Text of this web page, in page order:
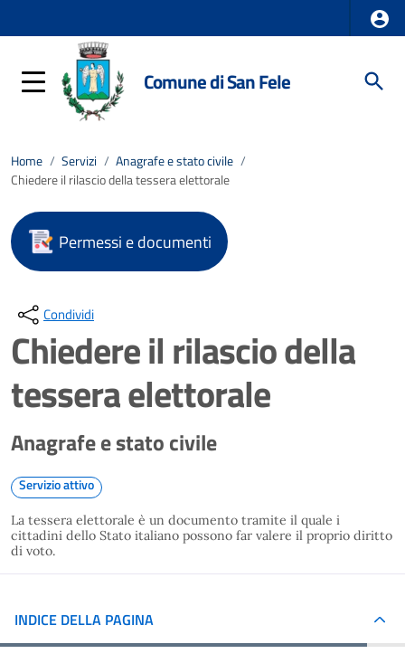
Comune di San Fele
Home / Servizi / Anagrafe e stato civile /
Chiedere il rilascio della tessera elettorale
Permessi e documenti
Condividi
Chiedere il rilascio della
tessera elettorale
Anagrafe e stato civile
Servizio attivo
La tessera elettorale è un documento tramite il quale i
cittadini dello Stato italiano possono far valere il proprio diritto
di voto.
INDICE DELLA PAGINA